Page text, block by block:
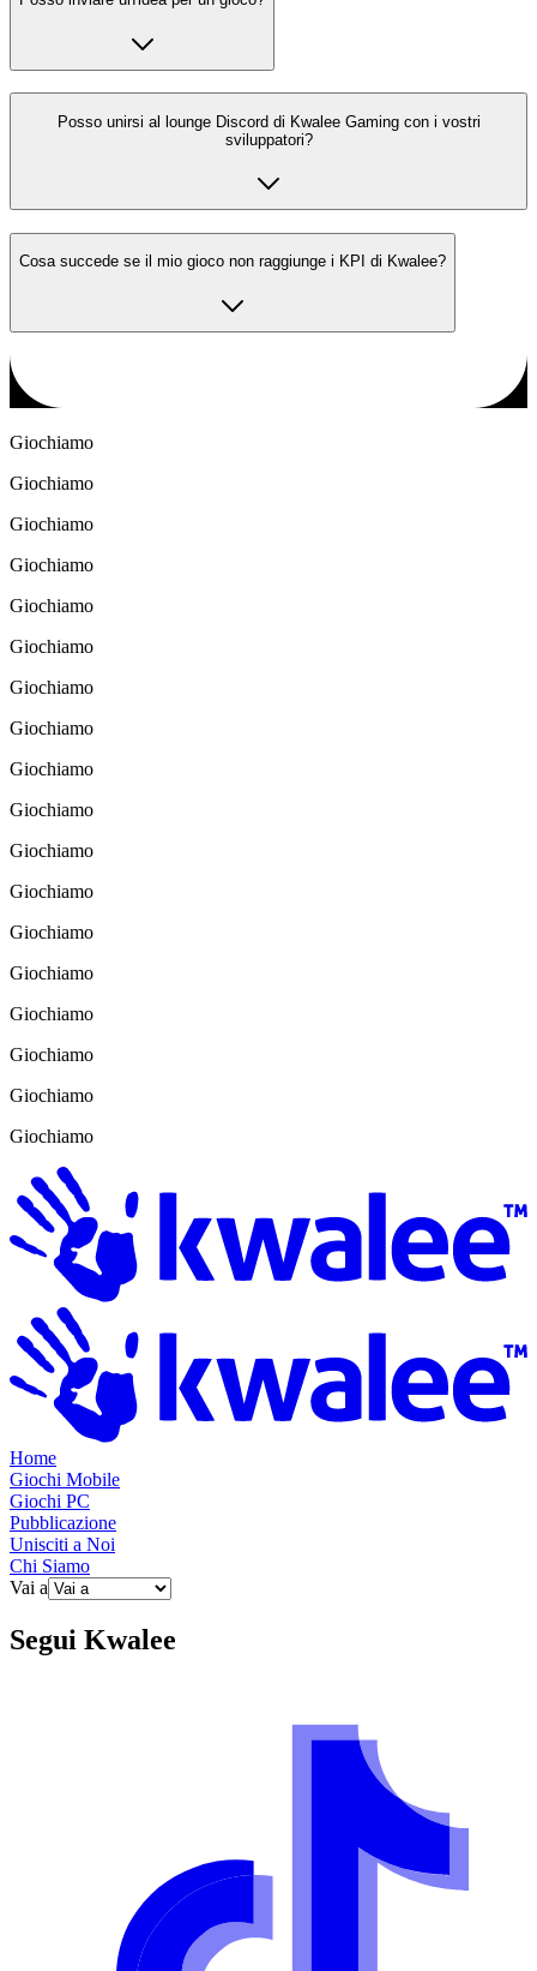
Posso unirsi al lounge Discord di Kwalee Gaming con i vostri
sviluppatori?
Cosa succede se il mio gioco non raggiunge i KPI di Kwalee?
Giochiamo
Giochiamo
Giochiamo
Giochiamo
Giochiamo
Giochiamo
Giochiamo
Giochiamo
Giochiamo
Giochiamo
Giochiamo
Giochiamo
Giochiamo
Giochiamo
Giochiamo
Giochiamo
Giochiamo
Giochiamo
Home
Giochi Mobile
Giochi PC
Pubblicazione
Unisciti a Noi
Chi Siamo
Vai a
Segui Kwalee